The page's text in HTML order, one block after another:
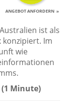
ANGEBOT ANFORDERN  »
ist als
konzipiert. Im
wie
(1 Minute)